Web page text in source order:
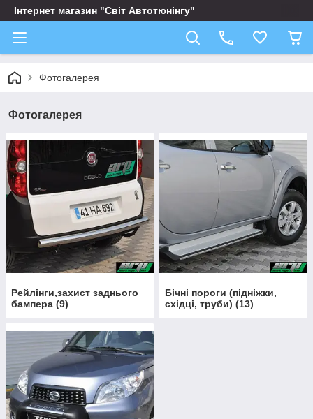
Інтернет магазин "Світ Автотюнінгу"
Фотогалерея
Фотогалерея
Рейлінги,захист заднього
бампера (9)
Бічні пороги (підніжки,
східці, труби) (13)